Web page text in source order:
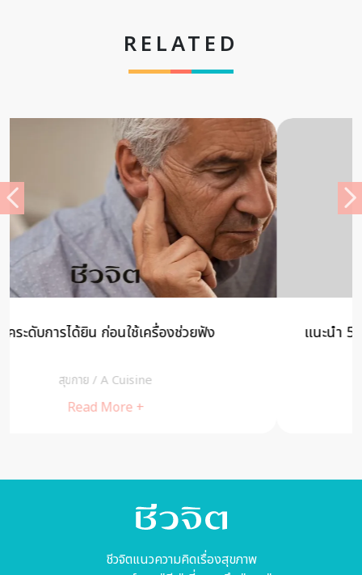
RELATED
แนะนำ 5 บอร์ดเกม สำหรับมือใหม่ By Khon kaen
สุขกาย/
ชีวจิตแนวความคิดเรื่องสุขภาพ